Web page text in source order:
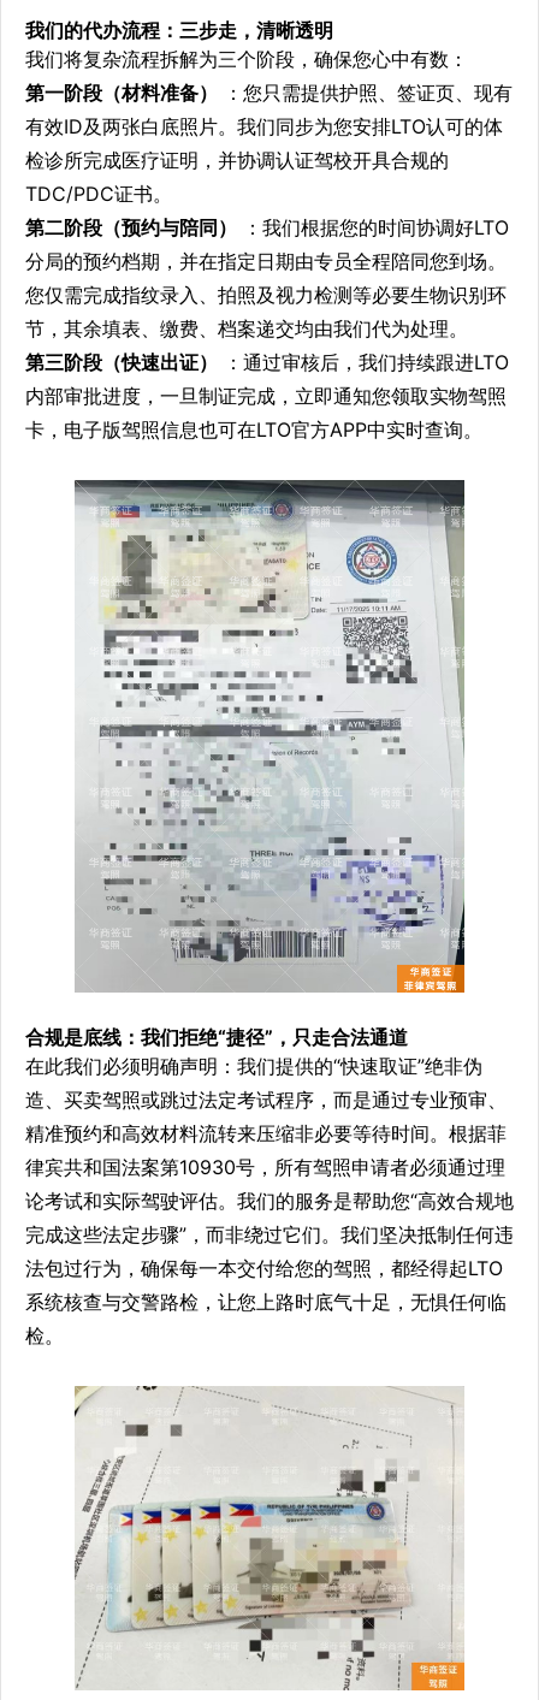
我们的代办流程：三步走，清晰透明
我们将复杂流程拆解为三个阶段，确保您心中有数：
第一阶段（材料准备）
：您只需提供护照、签证页、现有
有效ID及两张白底照片。我们同步为您安排LTO认可的体
检诊所完成医疗证明，并协调认证驾校开具合规的
TDC/PDC证书。
第二阶段（预约与陪同）
：我们根据您的时间协调好LTO
分局的预约档期，并在指定日期由专员全程陪同您到场。
您仅需完成指纹录入、拍照及视力检测等必要生物识别环
节，其余填表、缴费、档案递交均由我们代为处理。
第三阶段（快速出证）
：通过审核后，我们持续跟进LTO
内部审批进度，一旦制证完成，立即通知您领取实物驾照
卡，电子版驾照信息也可在LTO官方APP中实时查询。
合规是底线：我们拒绝“捷径”，只走合法通道
在此我们必须明确声明：我们提供的“快速取证”绝非伪
造、买卖驾照或跳过法定考试程序，而是通过专业预审、
精准预约和高效材料流转来压缩非必要等待时间。根据菲
律宾共和国法案第10930号，所有驾照申请者必须通过理
论考试和实际驾驶评估。我们的服务是帮助您“高效合规地
完成这些法定步骤”，而非绕过它们。我们坚决抵制任何违
法包过行为，确保每一本交付给您的驾照，都经得起LTO
系统核查与交警路检，让您上路时底气十足，无惧任何临
检。